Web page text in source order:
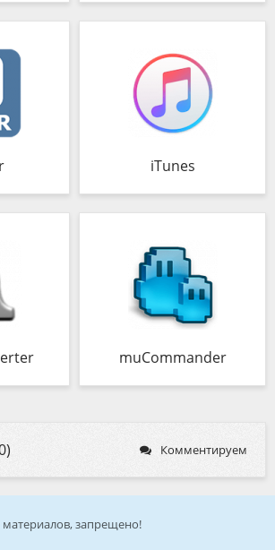
iTunes
muCommander
Комментируем
запрещено!